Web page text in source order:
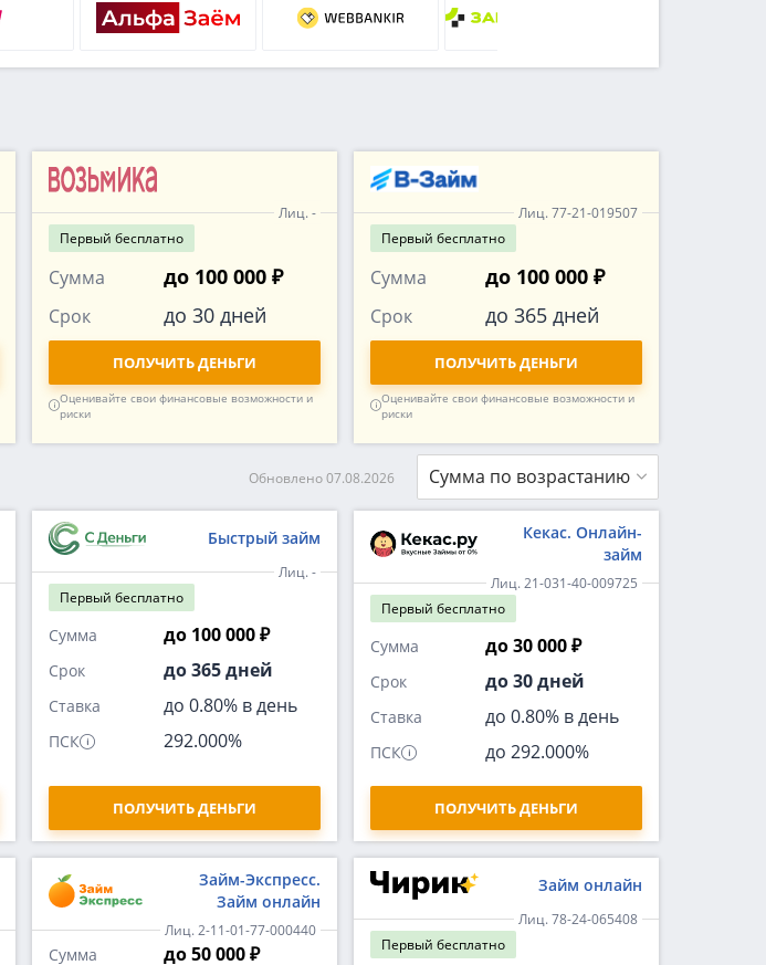
Лиц. -
Первый бесплатно
Сумма до 100 000 ₽
Срок до 30 дней
ПОЛУЧИТЬ ДЕНЬГИ
Оценивайте свои финансовые возможности и
риски
Лиц. 77-21-019507
Первый бесплатно
Сумма до 100 000 ₽
Срок до 365 дней
ПОЛУЧИТЬ ДЕНЬГИ
Оценивайте свои финансовые возможности и
риски
Обновлено 07.08.2026 Сумма по возрастанию
Быстрый займ
Лиц. -
Первый бесплатно
Сумма до 100 000 ₽
Срок до 365 дней
Ставка до 0.80% в день
ПСК 292.000%
ПОЛУЧИТЬ ДЕНЬГИ
Кекас. Онлайн-
займ
Лиц. 21-031-40-009725
Первый бесплатно
Сумма до 30 000 ₽
Срок до 30 дней
Ставка до 0.80% в день
ПСК до 292.000%
ПОЛУЧИТЬ ДЕНЬГИ
Займ-Экспресс.
Займ онлайн
Лиц. 2-11-01-77-000440
Сумма до 50 000 ₽
Займ онлайн
Лиц. 78-24-065408
Первый бесплатно